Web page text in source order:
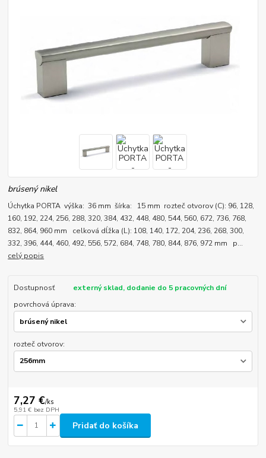
brúsený nikel
Úchytka PORTA výška: 36 mm šírka: 15 mm rozteč otvorov (C): 96, 128,
160, 192, 224, 256, 288, 320, 384, 432, 448, 480, 544, 560, 672, 736, 768,
832, 864, 960 mm celková dĺžka (L): 108, 140, 172, 204, 236, 268, 300,
332, 396, 444, 460, 492, 556, 572, 684, 748, 780, 844, 876, 972 mm p...
celý popis
Dostupnosť
externý sklad, dodanie do 5 pracovných dní
povrchová úprava:
rozteč otvorov:
7,27 €/ks
5,91 € bez DPH
Pridať do košíka